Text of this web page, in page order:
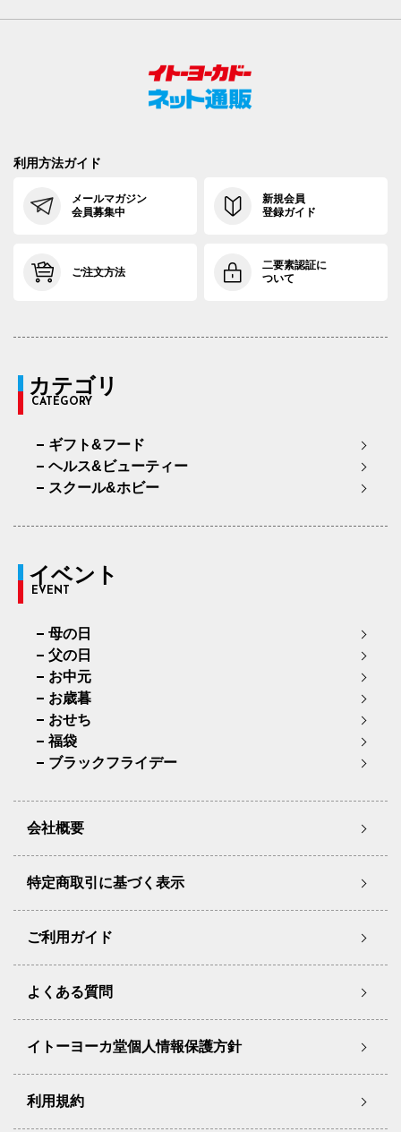
利用方法ガイド
メールマガジン
会員募集中
新規会員
登録ガイド
ご注文方法
二要素認証に
ついて
カテゴリ
CATEGORY
ギフト&フード
ヘルス&ビューティー
スクール&ホビー
イベント
EVENT
母の日
父の日
お中元
お歳暮
おせち
福袋
ブラックフライデー
会社概要
特定商取引に基づく表示
ご利用ガイド
よくある質問
イトーヨーカ堂個人情報保護方針
利用規約